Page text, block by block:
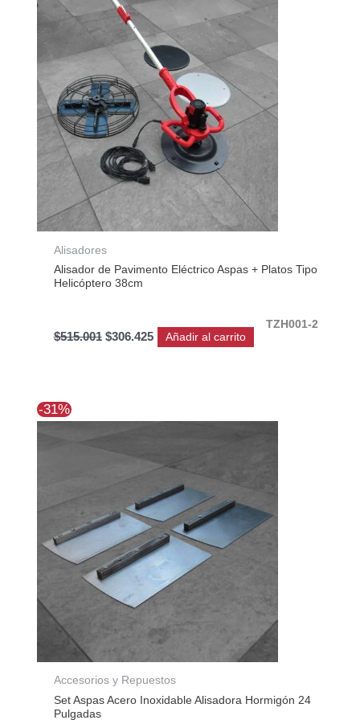
Alisadores
Alisador de Pavimento Eléctrico Aspas + Platos Tipo
Helicóptero 38cm
TZH001-2
$515.001
original
era:
$515.001.
$306.425
actual
es:
$306.425.
Añadir al carrito
-31%
Accesorios y Repuestos
Set Aspas Acero Inoxidable Alisadora Hormigón 24
Pulgadas
precio
era:
precio
$39.130.